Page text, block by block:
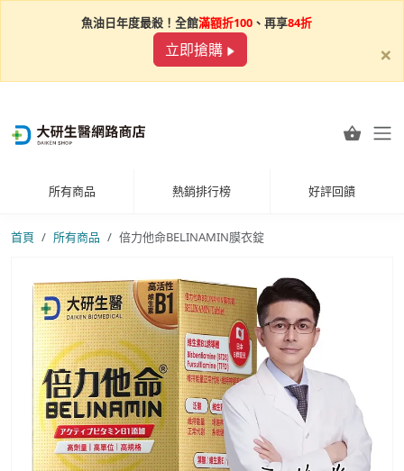
魚油日年度最殺！全館滿額折100 、再享84折
立即搶購 ×
所有商品 熱銷排行榜 好評回饋
首頁 所有商品 倍力他命BELINAMIN膜衣錠